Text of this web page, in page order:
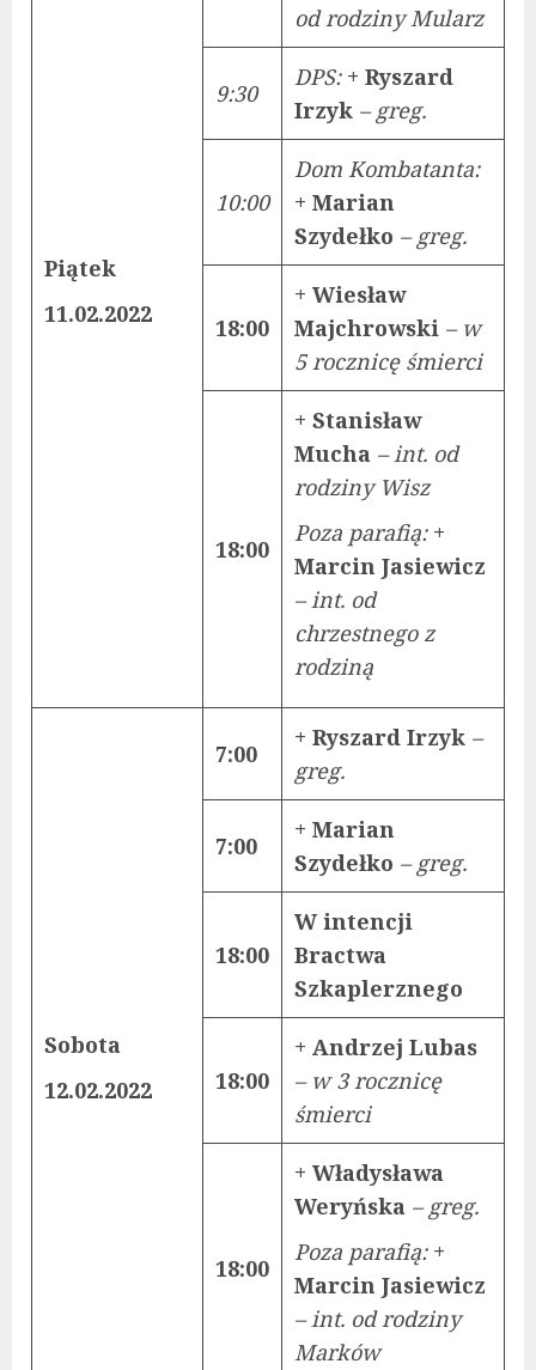
Piątek
11.02.2022
od rodziny Mularz
9:30
DPS: + Ryszard
Irzyk – greg.
10:00
Dom Kombatanta:
+ Marian
Szydełko – greg.
18:00
+ Wiesław
Majchrowski – w
5 rocznicę śmierci
18:00
+ Stanisław
Mucha – int. od
rodziny Wisz
Poza parafią: +
Marcin Jasiewicz
– int. od
chrzestnego z
rodziną
Sobota
12.02.2022
7:00
+ Ryszard Irzyk –
greg.
7:00
+ Marian
Szydełko – greg.
18:00
W intencji
Bractwa
Szkaplerznego
18:00
+ Andrzej Lubas
– w 3 rocznicę
śmierci
18:00
+ Władysława
Weryńska – greg.
Poza parafią: +
Marcin Jasiewicz
– int. od rodziny
Marków